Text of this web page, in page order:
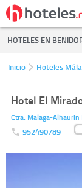
HOTELES EN
Inicio Hoteles
Hotel El
Ctra. Malaga-Alhaurin
952490789